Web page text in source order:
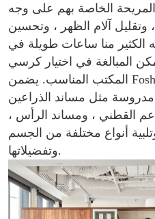
الخاصة بهم على وجه
، وتقليل آلام الظهر ، وتحسين
منا ساعات طويلة في
المبالغة في اختيار كرسي
المكتب المناسب. يضمن Foshan Ofc Furniture أن كل
مثل مساند الذراعين
القطني ، ومساند الرأس ،
أنواع مختلفة من الجسم
وتفضيلاتها.